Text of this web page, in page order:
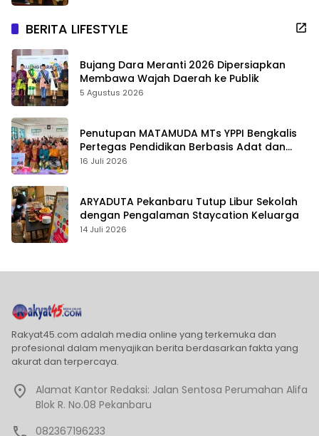
BERITA LIFESTYLE
Bujang Dara Meranti 2026 Dipersiapkan
Membawa Wajah Daerah ke Publik
5 Agustus 2026
Penutupan MATAMUDA MTs YPPI Bengkalis
Pertegas Pendidikan Berbasis Adat dan
Karakter
16 Juli 2026
ARYADUTA Pekanbaru Tutup Libur Sekolah
dengan Pengalaman Staycation Keluarga
14 Juli 2026
Rakyat45.com adalah media online yang terkemuka dan
profesional dalam menyajikan berita berdasarkan fakta yang
akurat dan terpercaya.
Alamat Kantor Redaksi: Jalan Sentosa Perumahan Alifa
Blok R. No.08 Pekanbaru
082367196233